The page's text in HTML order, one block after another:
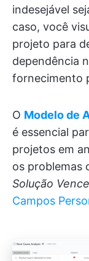
indesejável
caso, você
projeto para
dependência
fornecimento
O Modelo de
é essencial
projetos em
os problemas
Solução
Campos